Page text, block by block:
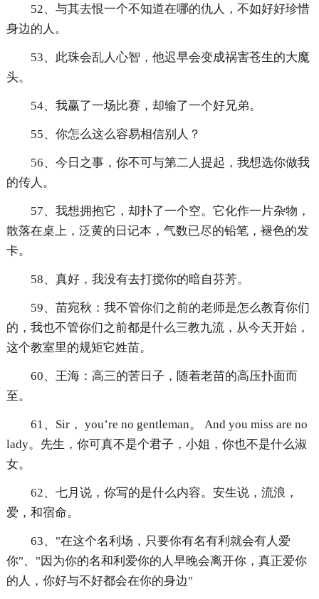
52、与其去恨一个不知道在哪的仇人，不如好好珍惜
身边的人。
53、此珠会乱人心智，他迟早会变成祸害苍生的大魔
头。
54、我赢了一场比赛，却输了一个好兄弟。
55、你怎么这么容易相信别人？
56、今日之事，你不可与第二人提起，我想选你做我
的传人。
57、我想拥抱它，却扑了一个空。它化作一片杂物，
散落在桌上，泛黄的日记本，气数已尽的铅笔，褪色的发
卡。
58、真好，我没有去打搅你的暗自芬芳。
59、苗宛秋：我不管你们之前的老师是怎么教育你们
的，我也不管你们之前都是什么三教九流，从今天开始，
这个教室里的规矩它姓苗。
60、王海：高三的苦日子，随着老苗的高压扑面而
至。
61、Sir， you’re no gentleman。 And you miss are no
lady。先生，你可真不是个君子，小姐，你也不是什么淑
女。
62、七月说，你写的是什么内容。安生说，流浪，
爱，和宿命。
63、"在这个名利场，只要你有名有利就会有人爱
你"、"因为你的名和利爱你的人早晚会离开你，真正爱你
的人，你好与不好都会在你的身边"